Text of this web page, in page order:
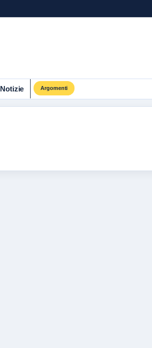
Notizie Argomenti